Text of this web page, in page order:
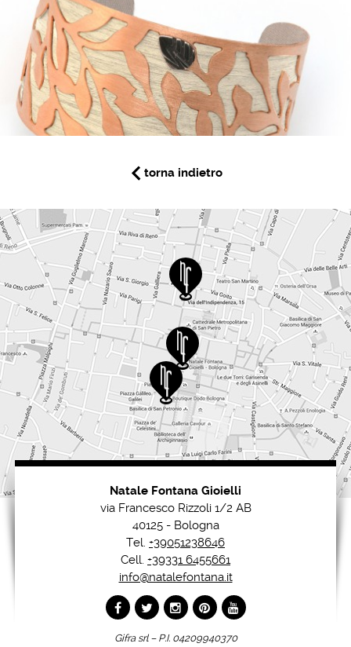
torna indietro
Natale Fontana Gioielli
via Francesco Rizzoli 1/2 AB
40125 - Bologna
Tel. +39051238646
Cell. +39331 6455661
info@natalefontana.it
Gifra srl – P.I. 04209940370